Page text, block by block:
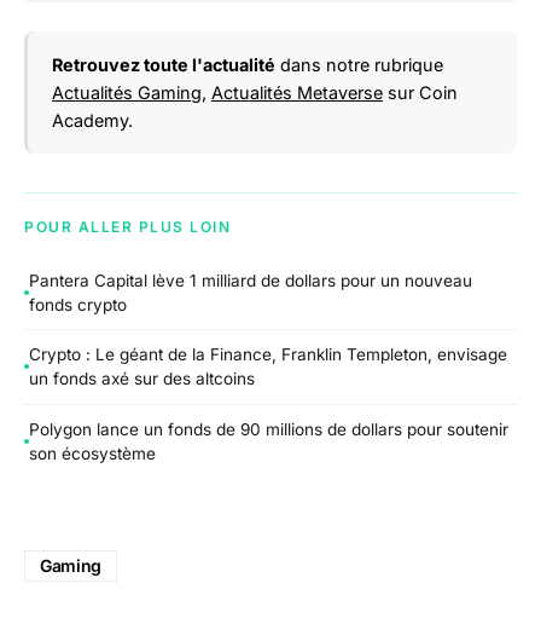
Retrouvez toute l'actualité dans notre rubrique
Actualités Gaming, Actualités Metaverse sur Coin
Academy.
POUR ALLER PLUS LOIN
Pantera Capital lève 1 milliard de dollars pour un nouveau
fonds crypto
Crypto : Le géant de la Finance, Franklin Templeton, envisage
un fonds axé sur des altcoins
Polygon lance un fonds de 90 millions de dollars pour soutenir
son écosystème
Gaming